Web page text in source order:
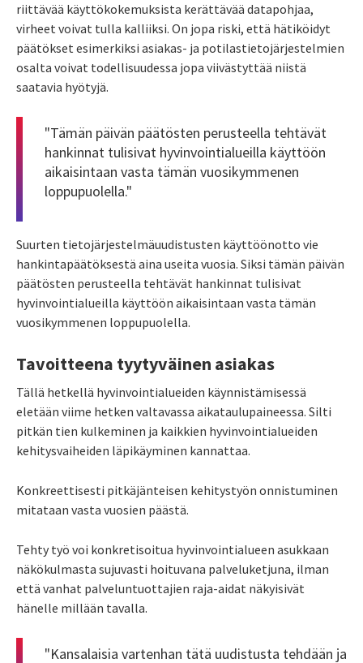
riittävää käyttökokemuksista kerättävää datapohjaa,
virheet voivat tulla kalliiksi. On jopa riski, että hätiköidyt
päätökset esimerkiksi asiakas- ja potilastietojärjestelmien
osalta voivat todellisuudessa jopa viivästyttää niistä
saatavia hyötyjä.
"Tämän päivän päätösten perusteella tehtävät
hankinnat tulisivat hyvinvointialueilla käyttöön
aikaisintaan vasta tämän vuosikymmenen
loppupuolella."
Suurten tietojärjestelmäuudistusten käyttöönotto vie
hankintapäätöksestä aina useita vuosia. Siksi tämän päivän
päätösten perusteella tehtävät hankinnat tulisivat
hyvinvointialueilla käyttöön aikaisintaan vasta tämän
vuosikymmenen loppupuolella.
Tavoitteena tyytyväinen asiakas
Tällä hetkellä hyvinvointialueiden käynnistämisessä
eletään viime hetken valtavassa aikataulupaineessa. Silti
pitkän tien kulkeminen ja kaikkien hyvinvointialueiden
kehitysvaiheiden läpikäyminen kannattaa.
Konkreettisesti pitkäjänteisen kehitystyön onnistuminen
mitataan vasta vuosien päästä.
Tehty työ voi konkretisoitua hyvinvointialueen asukkaan
näkökulmasta sujuvasti hoituvana palveluketjuna, ilman
että vanhat palveluntuottajien raja-aidat näkyisivät
hänelle millään tavalla.
"Kansalaisia vartenhan tätä uudistusta tehdään ja